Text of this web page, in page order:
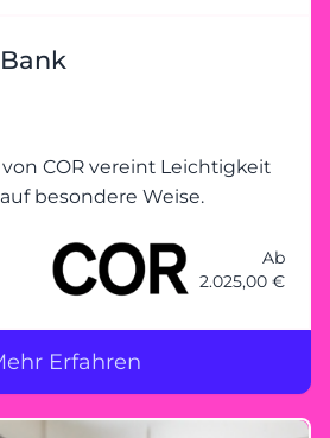
COR vereint Leichtigkeit
besondere Weise.
Ab
2.025,00 €
Erfahren